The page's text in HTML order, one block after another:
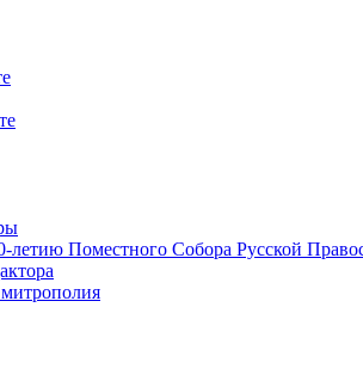
Поместного Собора Русской